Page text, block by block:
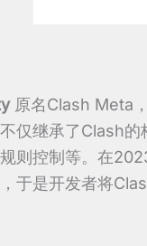
原名Clash Meta
仅继承了Clash
则控制等。在
于是开发者将